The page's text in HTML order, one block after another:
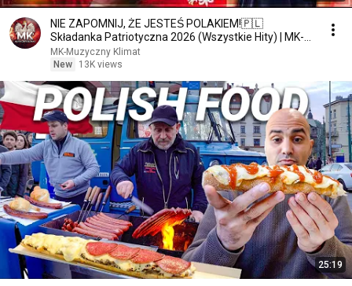
NIE ZAPOMNIJ, ŻE JESTEŚ POLAKIEM!🇵🇱
Składanka Patriotyczna 2026 (Wszystkie Hity) | MK-
MuzycznyKlimat
MK-Muzyczny Klimat
New
13K views
25:19